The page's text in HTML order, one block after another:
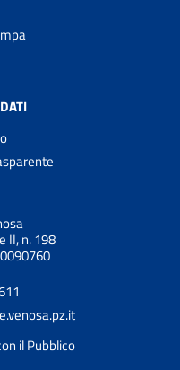
II, n. 198
il Pubblico